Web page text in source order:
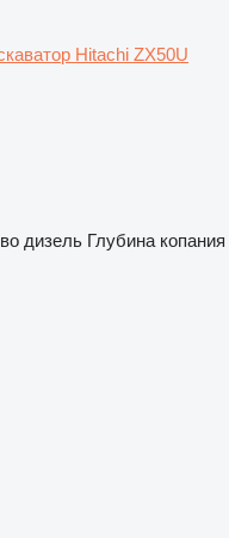
Hitachi ZX50U
дизель Глубина копания